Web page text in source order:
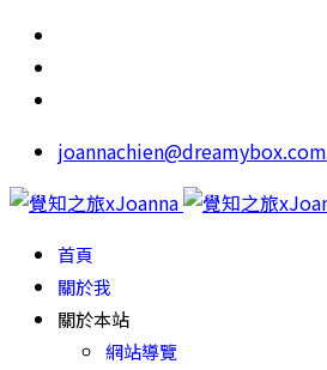
joannachien@dreamybox.com
首頁
關於我
關於本站
網站導覽